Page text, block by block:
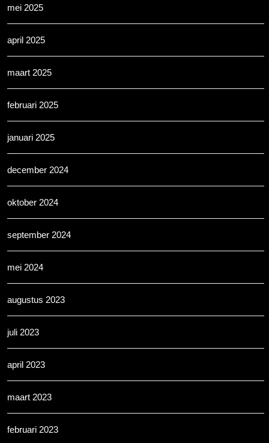
mei 2025
april 2025
maart 2025
februari 2025
januari 2025
december 2024
oktober 2024
september 2024
mei 2024
augustus 2023
juli 2023
april 2023
maart 2023
februari 2023